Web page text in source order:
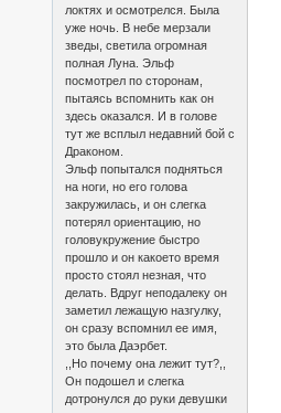
локтях и осмотрелся. Была
уже ночь. В небе мерзали
зведы, светила огромная
полная Луна. Эльф
посмотрел по сторонам,
пытаясь вспомнить как он
здесь оказался. И в голове
тут же всплыл недавний бой с
Драконом.
Эльф попытался подняться
на ноги, но его голова
закружилась, и он слегка
потерял ориентацию, но
головукружение быстро
прошло и он какоето время
просто стоял незная, что
делать. Вдруг неподалеку он
заметил лежащую назгулку,
он сразу вспомнил ее имя,
это была Даэрбет.
,,Но почему она лежит тут?,,
Он подошел и слегка
дотронулся до руки девушки